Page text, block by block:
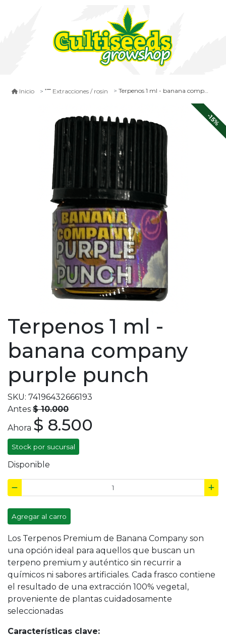
Inicio Extracciones / rosin Terpenos 1 ml - banana company purple punch
-15%
Terpenos 1 ml -
banana company
purple punch
SKU: 74196432666193
Antes $ 10.000
Ahora $ 8.500
Stock por sucursal
Disponible
Agregar al carro
Los Terpenos Premium de Banana Company son
una opción ideal para aquellos que buscan un
terpeno premium y auténtico sin recurrir a
químicos ni sabores artificiales. Cada frasco contiene
el resultado de una extracción 100% vegetal,
proveniente de plantas cuidadosamente
seleccionadas
Características clave: